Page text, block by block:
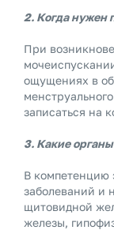
2. Когда нужен
При
ощущениях в
записаться на
3. Какие
В компетенцию
заболеваний и
щитовидной
железы,